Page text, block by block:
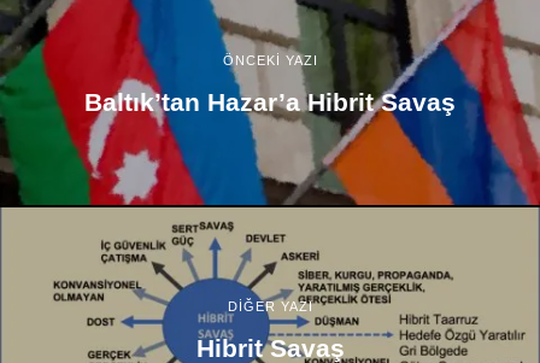
ÖNCEKİ YAZI
Baltık’tan Hazar’a Hibrit Savaş
DİĞER YAZI
Hibrit Savaş